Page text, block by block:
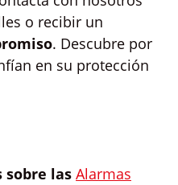
o recibir un
. Descubre por
en su protección
sobre las Alarmas